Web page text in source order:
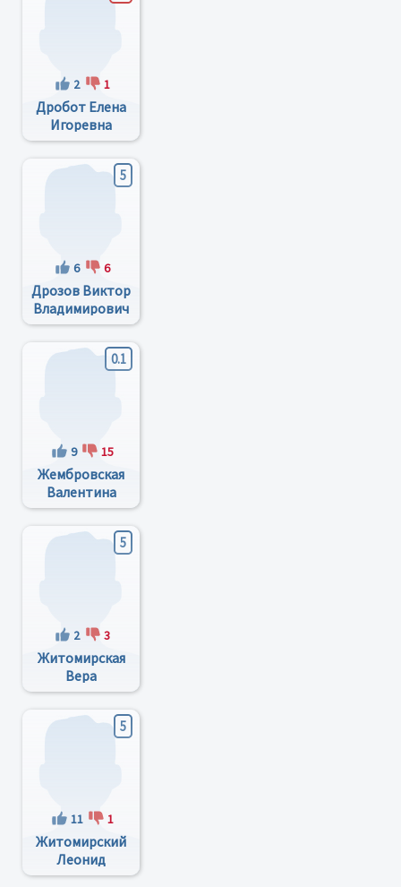
2 1
Дробот Елена
Игоревна
5
6 6
Дрозов Виктор
Владимирович
0.1
9 15
Жембровская
Валентина
Михайловна
5
2 3
Житомирская
Вера
Дмитриевна
5
11 1
Житомирский
Леонид
Александрович